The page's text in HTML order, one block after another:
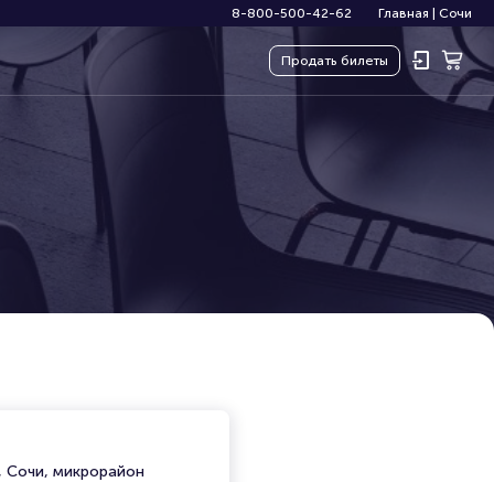
8-800-500-42-62 Главная Сочи
Продать билеты
Сочи, микрорайон